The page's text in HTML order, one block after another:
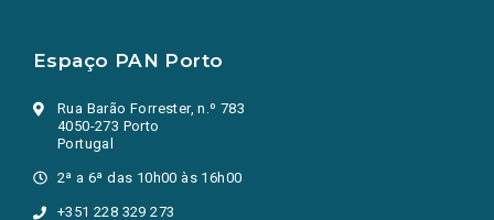
Espaço PAN Porto
Rua Barão Forrester, n.º 783
4050-273 Porto
Portugal
2ª a 6ª das 10h00 às 16h00
+351 228 329 273